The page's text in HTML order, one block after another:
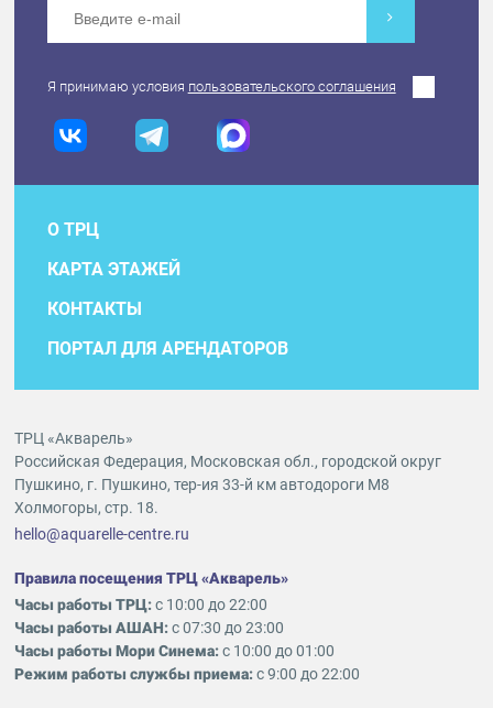
Я принимаю условия пользовательского соглашения
О ТРЦ
КАРТА ЭТАЖЕЙ
КОНТАКТЫ
ПОРТАЛ ДЛЯ АРЕНДАТОРОВ
ТРЦ «Акварель»
Российская Федерация, Московская обл., городской округ
Пушкино, г. Пушкино, тер-ия 33-й км автодороги М8
Холмогоры, стр. 18.
hello@aquarelle-centre.ru
Правила посещения ТРЦ «Акварель»
Часы работы ТРЦ:с 10:00 до 22:00
Часы работы АШАН:с 07:30 до 23:00
Часы работы Мори Синема:с 10:00 до 01:00
Режим работы службы приема:с 9:00 до 22:00